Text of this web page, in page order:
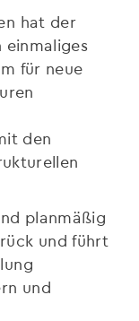
hat der
einmaliges
für neue
den
planmäßig
und führt
und